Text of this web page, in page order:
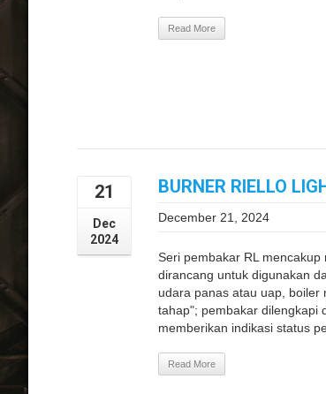
Read More
21
Dec
2024
BURNER RIELLO
December 21, 2024
Seri pembakar RL
dirancang untuk digunakan
udara panas atau uap, boiler
tahap"; pembakar dilengkapi
memberikan indikasi status
Read More